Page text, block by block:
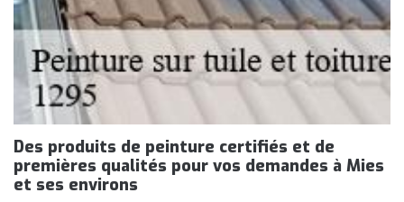
Des produits de peinture certifiés et de
premières qualités pour vos demandes à Mies
et ses environs